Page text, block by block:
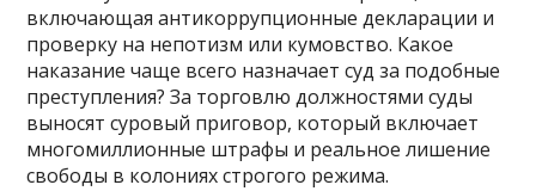
включающая антикоррупционные декларации и
проверку на непотизм или кумовство. Какое
наказание чаще всего назначает суд за подобные
преступления? За торговлю должностями суды
выносят суровый приговор, который включает
многомиллионные штрафы и реальное лишение
свободы в колониях строгого режима.